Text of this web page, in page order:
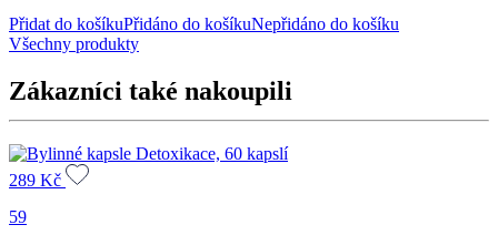
Přidat do košíkuPřidáno do košíkuNepřidáno do košíku
Všechny produkty
Zákazníci také nakoupili
289 Kč
59